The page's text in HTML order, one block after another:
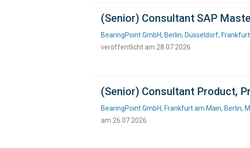
(Senior) Consultant SAP
BearingPoint GmbH, Berlin, Düsseldorf,
veröffentlicht am 28.07.2026
(Senior) Consultant Product,
BearingPoint GmbH, Frankfurt am Main, Berlin,
am 26.07.2026